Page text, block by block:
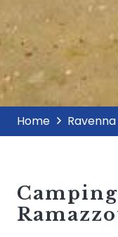
Home Ravenna